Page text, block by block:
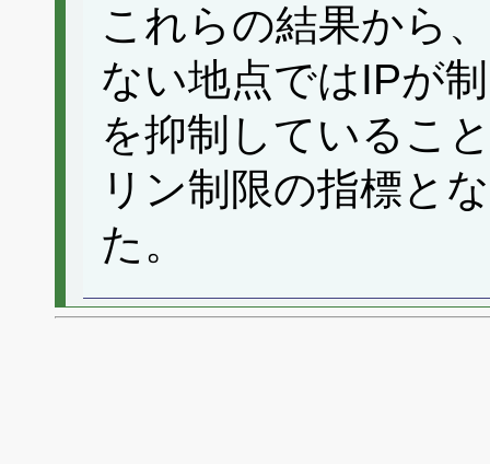
これらの結果から
ない地点ではIPが
を抑制しているこ
リン制限の指標と
た。